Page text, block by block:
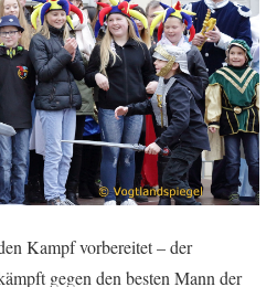
Kampf vorbereitet – der
gegen den besten Mann der